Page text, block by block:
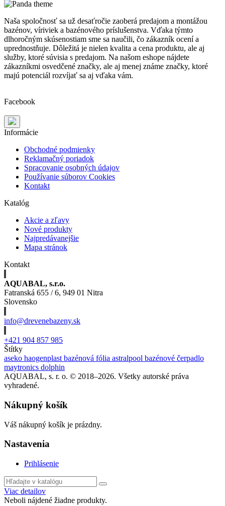
Naša spoločnosť sa už desaťročie zaoberá predajom a montážou
bazénov, víriviek a bazénového príslušenstva. Vďaka týmto
dlhoročným skúsenostiam sme sa naučili, čo zákazník ocení a
uprednostňuje. Dôležitá je nielen kvalita a cena produktu, ale aj
služby, ktoré súvisia s predajom. Na našom eshope nájdete
zákazníkmi osvedčené značky, ale aj menej známe značky, ktoré
majú potenciál rozvíjať sa aj vďaka vám.
Facebook
Informácie
Obchodné podmienky
Reklamačný poriadok
Spracovanie osobných údajov
Používanie súborov Cookies
Kontakt
Katalóg
Akcie a zľavy
Nové produkty
Najpredávanejšie
Mapa stránok
Kontakt
AQUABAL, s.r.o.
Fatranská 655 / 6, 949 01 Nitra
Slovensko
info@drevenebazeny.sk
+421 904 857 985
Štítky
aseko haogenplast bazénová fólia astralpool bazénové čerpadlo
maytronics dolphin
AQUABAL, s. r. o. © 2018–2026. Všetky autorské práva
vyhradené.
Nákupný košík
Váš nákupný košík je prázdny.
Nastavenia
Prihlásenie
Viac detailov
Neboli nájdené žiadne produkty.